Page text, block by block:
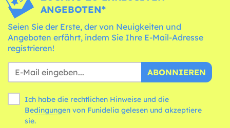
ANGEBOTEN*
Seien Sie der Erste, der von Neuigkeiten und
Angeboten erfährt, indem Sie Ihre E-Mail-Adresse
registrieren!
ABONNIEREN
Ich habe die rechtlichen Hinweise und die
Bedingungen
sie.